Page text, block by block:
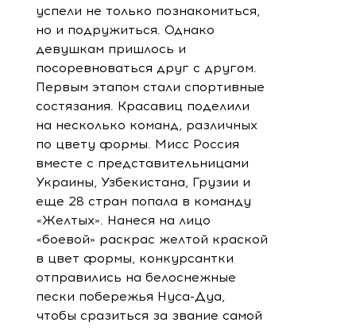
успели не только познакомиться,
но и подружиться. Однако
девушкам пришлось и
посоревноваться друг с другом.
Первым этапом стали спортивные
состязания. Красавиц поделили
на несколько команд, различных
по цвету формы. Мисс Россия
вместе с представительницами
Украины, Узбекистана, Грузии и
еще 28 стран попала в команду
«Желтых». Нанеся на лицо
«боевой» раскрас желтой краской
в цвет формы, конкурсантки
отправились на белоснежные
пески побережья Нуса-Дуа,
чтобы сразиться за звание самой